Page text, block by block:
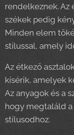
rendelkeznek. Az
székek pedig
Minden elem
stílussal, amely
Az étkező
kísérik, amelyek
Az anyagok és a
hogy megtaláld
stílusodhoz.